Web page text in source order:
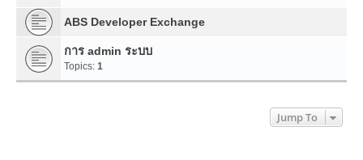
ABS Developer Exchange
การ admin ระบบ
Topics: 1
Jump To